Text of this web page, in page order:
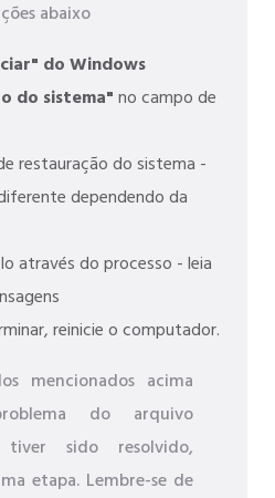
abaixo
do Windows
do sistema"no campo de
restauração do sistema -
dependendo da
através do processo - leia
reinicie o computador.
mencionados acima
do arquivo
tiver sido resolvido,
etapa. Lembre-se de